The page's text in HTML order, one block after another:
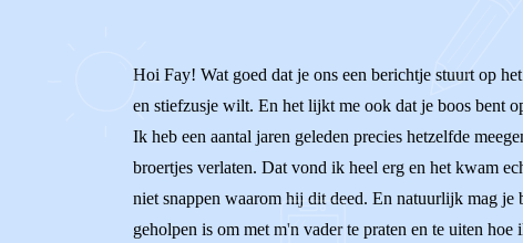
Hoi Fay! Wat goed dat je ons een berichtje stuurt op
en stiefzusje wilt. En het lijkt me ook dat je boos bent
Ik heb een aantal jaren geleden precies hetzelfde
broertjes verlaten. Dat vond ik heel erg en het kwam
niet snappen waarom hij dit deed. En natuurlijk mag
geholpen is om met m'n vader te praten en te uiten